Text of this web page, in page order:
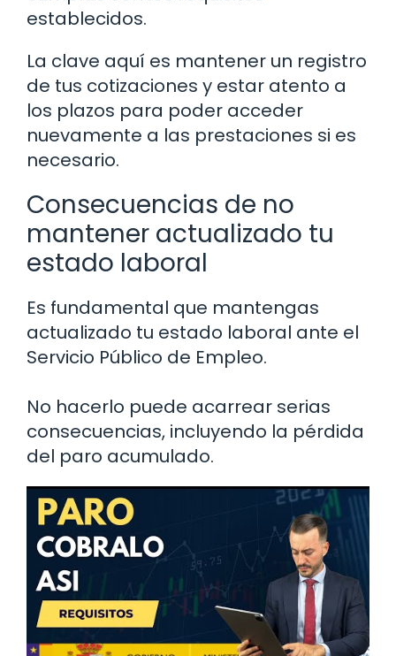
establecidos.
La clave aquí es mantener un registro
de tus cotizaciones y estar atento a
los plazos para poder acceder
nuevamente a las prestaciones si es
necesario.
Consecuencias de no
mantener actualizado tu
estado laboral
Es fundamental que mantengas
actualizado tu estado laboral ante el
Servicio Público de Empleo.
No hacerlo puede acarrear serias
consecuencias, incluyendo la pérdida
del paro acumulado.